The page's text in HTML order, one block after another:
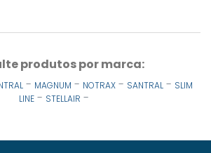
produtos por marca:
- MAGNUM - NOTRAX- SANTRAL- SLIM
LINE - STELLAIR -